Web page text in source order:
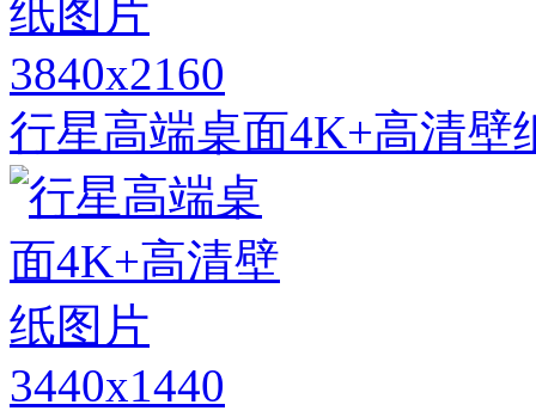
3840x2160
行星高端桌面4K+高清壁
3440x1440